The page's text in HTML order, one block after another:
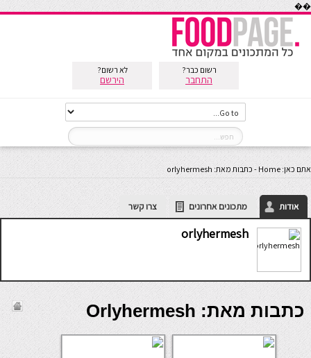
��
רשום כבר?
התחבר
לא רשום?
הירשם
אתם כאן: Home
- כתבות מאת: orlyhermesh
אודות מתכונים אחרונים צרו קשר
orlyhermesh
כתבות מאת: Orlyhermesh